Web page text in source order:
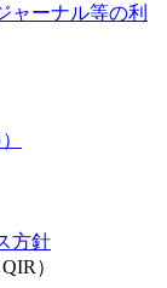
ャーナル等の利
方針
）